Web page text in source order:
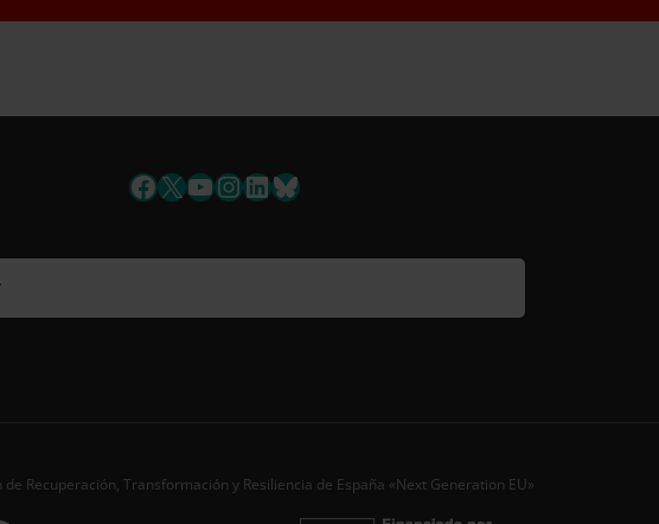
Si quieres recibir nuestra
información, no dejes de
Al instante, te daremos de
datos y podrás estar al tanto
Correo electrónico *
Facebook
X YouTube
Instagram
LinkedIn
Bluesky
Recuperación, Transformación y Resiliencia de España «Next Generation EU»